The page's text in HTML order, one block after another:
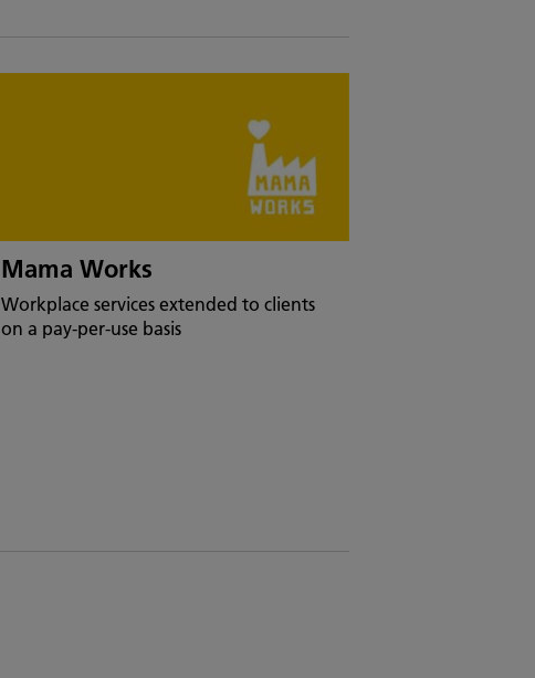
Mama Works
Workplace services extended to clients
on a pay-per-use basis